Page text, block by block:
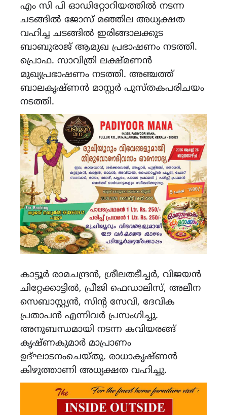
എം സി പി ഓഡിറ്റോറിയത്തിൽ നടന്ന
ചടങ്ങിൽ ജോസ് മഞ്ഞില അധ്യക്ഷത
വഹിച്ച ചടങ്ങിൽ ഇരിങ്ങാലക്കുട
ബാബുരാജ് ആമുഖ പ്രഭാഷണം നടത്തി.
പ്രൊഫ. സാവിത്രി ലക്ഷ്മണൻ
മുഖ്യപ്രഭാഷണം നടത്തി. അഞ്ചത്ത്
ബാലകൃഷ്ണൻ മാസ്റ്റർ പുസ്തകപരിചയം
നടത്തി.
കാട്ടൂർ രാമചന്ദ്രൻ, ശ്രീലതടീച്ചർ, വിജയൻ
ചിറ്റേക്കാട്ടിൽ, പ്രീജി ഫെഡാലിസ്, അലീന
സെബാസ്റ്റ്യൻ, സിന്റ സേവി, ദേവിക
പ്രതാപൻ എന്നിവർ പ്രസംഗിച്ചു.
അനുബന്ധമായി നടന്ന കവിയരങ്ങ്
കൃഷ്ണകുമാർ മാപ്രാണം
ഉദ്ഘാടനംചെയ്തു. രാധാകൃഷ്ണൻ
കിഴുത്താണി അധ്യക്ഷത വഹിച്ചു.